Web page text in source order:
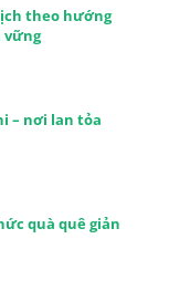
theo hướng
vững
– nơi lan tỏa
quà quê giản